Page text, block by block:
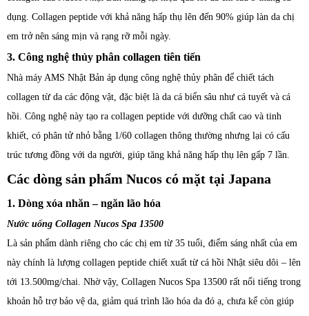
dụng. Collagen peptide với khả năng hấp thụ lên đến 90% giúp làn da chị
em trở nên sáng mịn và rạng rỡ mỗi ngày.
3. Công nghệ thủy phân collagen tiên tiến
Nhà máy AMS Nhật Bản áp dụng công nghệ thủy phân để chiết tách
collagen từ da các động vật, đặc biệt là da cá biển sâu như cá tuyết và cá
hồi. Công nghệ này tạo ra collagen peptide với dưỡng chất cao và tinh
khiết, có phân tử nhỏ bằng 1/60 collagen thông thường nhưng lại có cấu
trúc tương đồng với da người, giúp tăng khả năng hấp thụ lên gấp 7 lần.
Các dòng sản phẩm Nucos có mặt tại Japana
1. Dòng xóa nhăn – ngăn lão hóa
Nước uống Collagen Nucos Spa 13500
Là sản phẩm dành riêng cho các chị em từ 35 tuổi, điểm sáng nhất của em
này chính là lượng collagen peptide chiết xuất từ cá hồi Nhật siêu dôi – lên
tới 13.500mg/chai. Nhờ vậy, Collagen Nucos Spa 13500 rất nổi tiếng trong
khoản hỗ trợ bảo vệ da, giảm quá trình lão hóa da đó ạ, chưa kể còn giúp